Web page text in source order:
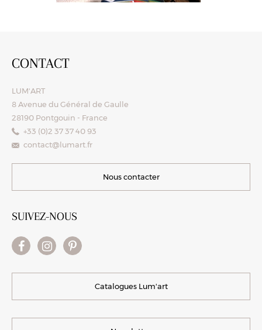
CONTACT
LUM'ART
8 Avenue du Général de Gaulle
28190 Pontgouin - France
+33 (0)2 37 37 40 93
contact@lumart.fr
Nous contacter
SUIVEZ-NOUS
Catalogues Lum'art